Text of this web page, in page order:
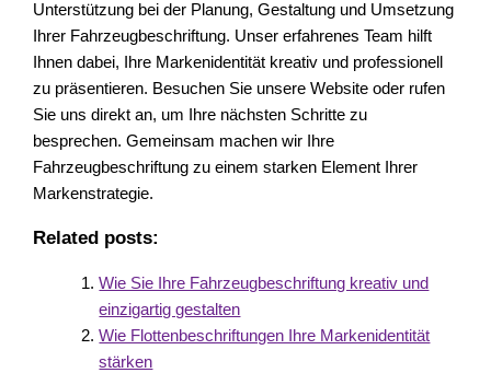
Unterstützung bei der Planung, Gestaltung und Umsetzung
Ihrer Fahrzeugbeschriftung. Unser erfahrenes Team hilft
Ihnen dabei, Ihre Markenidentität kreativ und professionell
zu präsentieren. Besuchen Sie unsere Website oder rufen
Sie uns direkt an, um Ihre nächsten Schritte zu
besprechen. Gemeinsam machen wir Ihre
Fahrzeugbeschriftung zu einem starken Element Ihrer
Markenstrategie.
Related posts:
Wie Sie Ihre Fahrzeugbeschriftung kreativ und
einzigartig gestalten
Wie Flottenbeschriftungen Ihre Markenidentität
stärken